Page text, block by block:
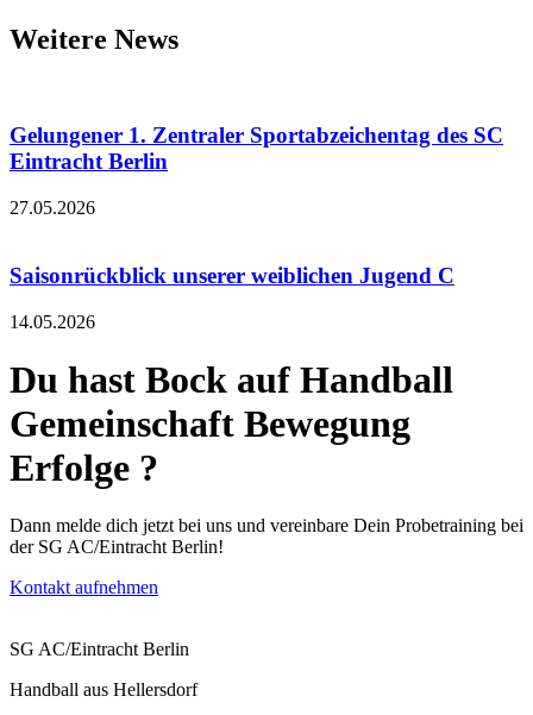
Weitere News
Gelungener 1. Zentraler Sportabzeichentag des SC
Eintracht Berlin
27.05.2026
Saisonrückblick unserer weiblichen Jugend C
14.05.2026
Du hast Bock auf Handball
Gemeinschaft Bewegung
Erfolge ?
Dann melde dich jetzt bei uns und vereinbare Dein Probetraining bei
der SG AC/Eintracht Berlin!
Kontakt aufnehmen
SG AC/Eintracht Berlin
Handball aus Hellersdorf